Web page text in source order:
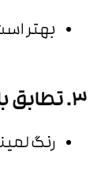
بهتر
3. تطابق با رنگ چشم
رنگ